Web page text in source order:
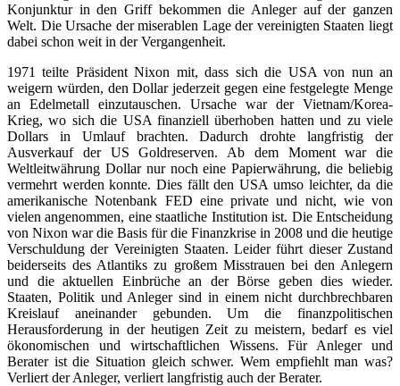
Konjunktur in den Griff bekommen die Anleger auf der ganzen
Welt. Die Ursache der miserablen Lage der vereinigten Staaten liegt
dabei schon weit in der Vergangenheit.
1971 teilte Präsident Nixon mit, dass sich die USA von nun an
weigern würden, den Dollar jederzeit gegen eine festgelegte Menge
an Edelmetall einzutauschen. Ursache war der Vietnam/Korea-
Krieg, wo sich die USA finanziell überhoben hatten und zu viele
Dollars in Umlauf brachten. Dadurch drohte langfristig der
Ausverkauf der US Goldreserven. Ab dem Moment war die
Weltleitwährung Dollar nur noch eine Papierwährung, die beliebig
vermehrt werden konnte. Dies fällt den USA umso leichter, da die
amerikanische Notenbank FED eine private und nicht, wie von
vielen angenommen, eine staatliche Institution ist. Die Entscheidung
von Nixon war die Basis für die Finanzkrise in 2008 und die heutige
Verschuldung der Vereinigten Staaten. Leider führt dieser Zustand
beiderseits des Atlantiks zu großem Misstrauen bei den Anlegern
und die aktuellen Einbrüche an der Börse geben dies wieder.
Staaten, Politik und Anleger sind in einem nicht durchbrechbaren
Kreislauf aneinander gebunden. Um die finanzpolitischen
Herausforderung in der heutigen Zeit zu meistern, bedarf es viel
ökonomischen und wirtschaftlichen Wissens. Für Anleger und
Berater ist die Situation gleich schwer. Wem empfiehlt man was?
Verliert der Anleger, verliert langfristig auch der Berater.